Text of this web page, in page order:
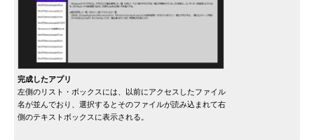
完成したアプリ
左側のリスト・ボックスには、以前にアクセスしたファイル
名が並んでおり、選択するとそのファイルが読み込まれて右
側のテキストボックスに表示される。